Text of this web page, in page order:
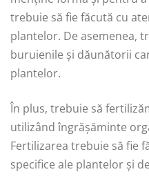
trebuie să fie făcută cu
plantelor. De asemenea,
buruienile și dăunătorii
plantelor.
În plus, trebuie să
utilizând îngrășăminte
Fertilizarea trebuie să fie
specifice ale plantelor și